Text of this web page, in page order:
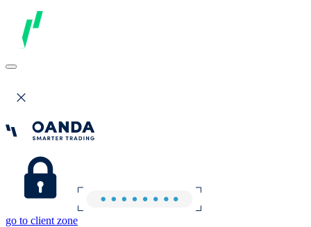
go to client zone